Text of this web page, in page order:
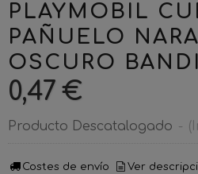
PLAYMOBIL
PAÑUELO
OSCURO
0,47 €
Producto Descatalogado -
Costes de envío Ver